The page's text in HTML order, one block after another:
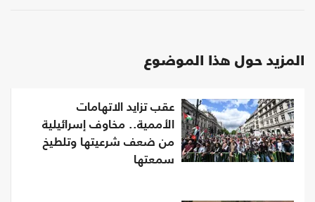
المزيد حول هذا الموضوع
عقب تزايد الاتهامات
الأممية.. مخاوف إسرائيلية
من ضعف شرعيتها وتلطيخ
سمعتها